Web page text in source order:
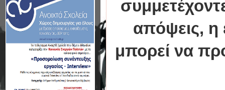
απόψεις, η
μπορεί να